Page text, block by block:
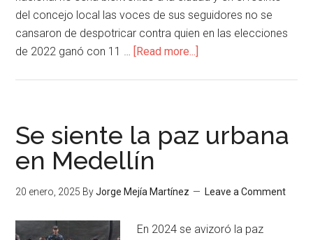
del concejo local las voces de sus seguidores no se
cansaron de despotricar contra quien en las elecciones
de 2022 ganó con 11 … [Read more...]
Se siente la paz urbana
en Medellín
20 enero, 2025 ByJorge Mejía Martínez Leave a Comment
En 2024 se avizoró la paz